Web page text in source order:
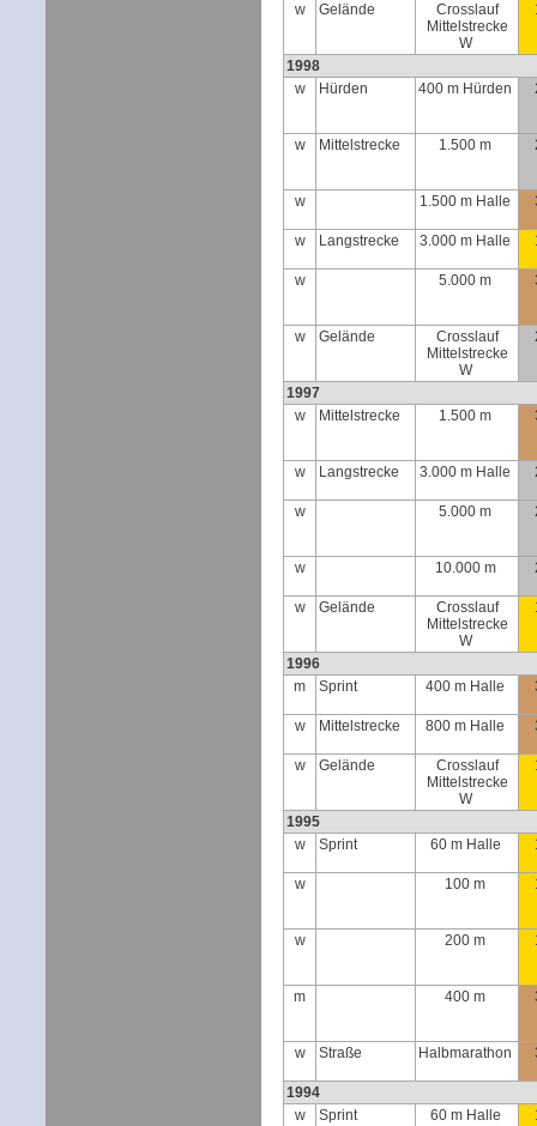
w Gelände
Crosslauf
Mittelstrecke
W
1998
w
Hürden 400 m Hürden
w Mittelstrecke 1.500 m
w 1.500 m Halle
w Langstrecke 3.000 m Halle
w 5.000 m
w Gelände
Crosslauf
Mittelstrecke
W
1997
w
Mittelstrecke 1.500 m
w Langstrecke 3.000 m Halle
w 5.000 m
w 10.000 m
w Gelände
Crosslauf
Mittelstrecke
W
1996
m
Sprint 400 m Halle
w Mittelstrecke 800 m Halle
w Gelände
Crosslauf
Mittelstrecke
W
1995
w
Sprint 60 m Halle
w 100 m
w 200 m
m 400 m
w Straße Halbmarathon
1994
w
Sprint 60 m Halle